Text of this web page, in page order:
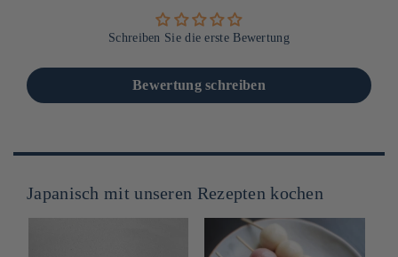
Schreiben Sie die erste Bewertung
Bewertung schreiben
Japanisch mit unseren Rezepten kochen